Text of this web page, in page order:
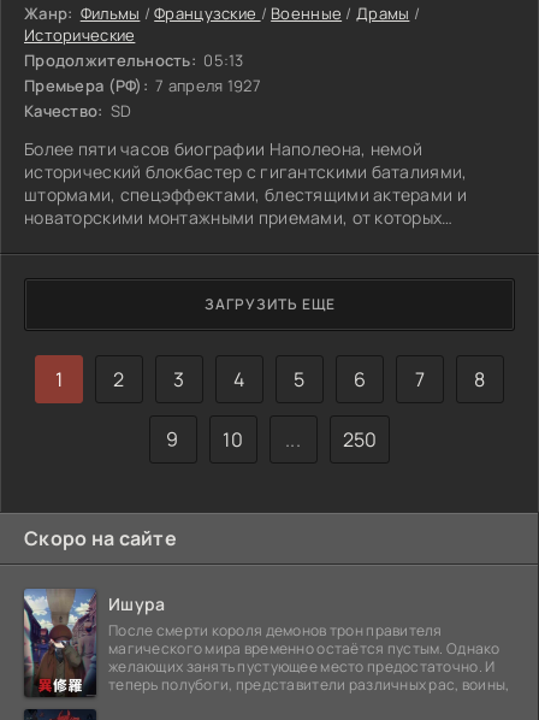
Жанр: Фильмы /Французские / Военные / Драмы /
Исторические
Продолжительность: 05:13
Премьера (РФ): 7 апреля 1927
Качество: SD
Более пяти часов биографии Наполеона, немой
исторический блокбастер с гигантскими баталиями,
штормами, спецэффектами, блестящими актерами и
новаторскими монтажными приемами, от которых
ЗАГРУЗИТЬ ЕЩЕ
1 2 3 4 5 6 7 8
9 10 ... 250
Скоро на сайте
Ишура
После смерти короля демонов трон правителя
магического мира временно остаётся пустым. Однако
желающих занять пустующее место предостаточно. И
теперь полубоги, представители различных рас, воины,